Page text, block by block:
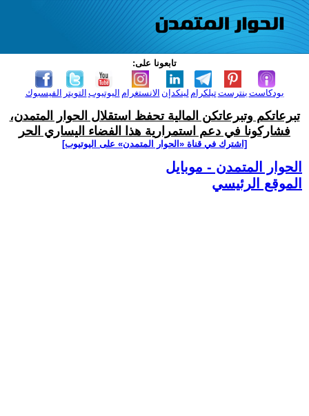
تابعونا على:
الفيسبوك التويتر اليوتيوب الانستغرام لينكدإن تيلكرامبنترست بودكاست
تبرعاتكم وتبرعاتكن المالية تحفظ استقلال الحوار المتمدن،
فشاركونا في دعم استمرارية هذا الفضاء اليساري الحر
[اشترك في قناة ‫«الحوار المتمدن» على اليوتيوب]
الحوار المتمدن - موبايل
الموقع الرئيسي